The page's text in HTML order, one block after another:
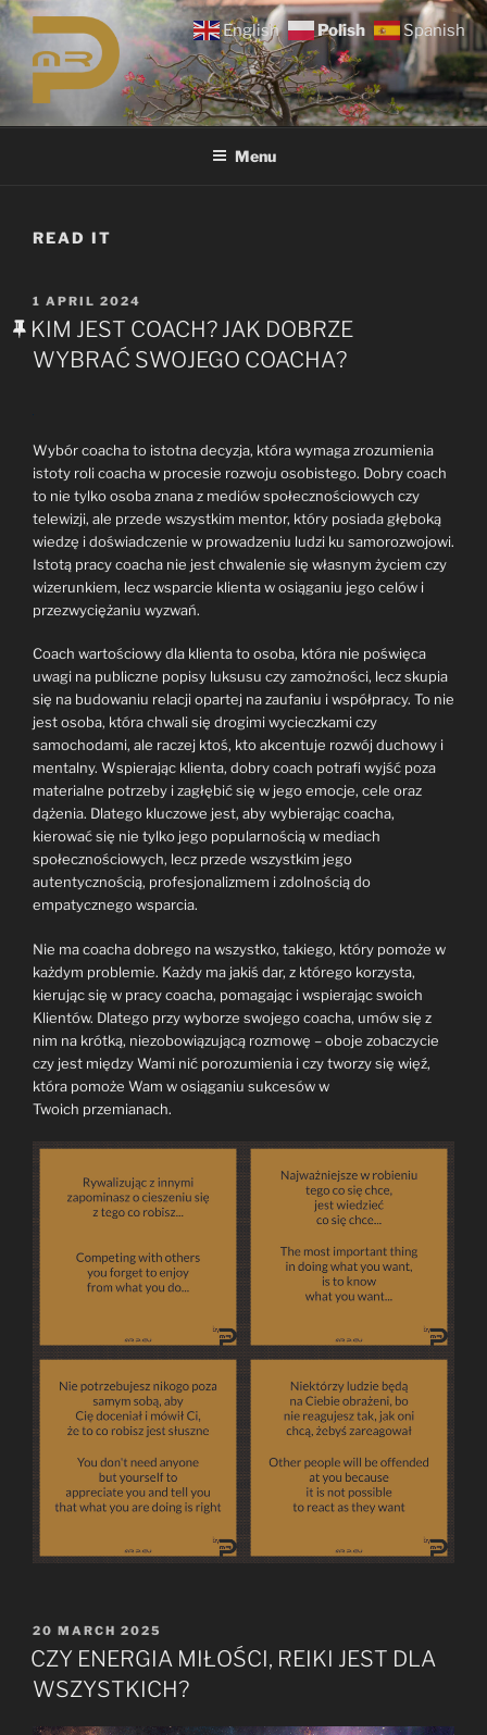
Skip
to
content
Menu
READ IT
POSTED
ON
1 APRIL 2024
KIM JEST COACH? JAK DOBRZE
WYBRAĆ SWOJEGO COACHA?
Wybór coacha to istotna decyzja, która wymaga zrozumienia
istoty roli coacha w procesie rozwoju osobistego. Dobry coach
to nie tylko osoba znana z mediów społecznościowych czy
telewizji, ale przede wszystkim mentor, który posiada głęboką
wiedzę i doświadczenie w prowadzeniu ludzi ku samorozwojowi.
Istotą pracy coacha nie jest chwalenie się własnym życiem czy
wizerunkiem, lecz wsparcie klienta w osiąganiu jego celów i
przezwyciężaniu wyzwań.
Coach wartościowy dla klienta to osoba, która nie poświęca
uwagi na publiczne popisy luksusu czy zamożności, lecz skupia
się na budowaniu relacji opartej na zaufaniu i współpracy. To nie
jest osoba, która chwali się drogimi wycieczkami czy
samochodami, ale raczej ktoś, kto akcentuje rozwój duchowy i
mentalny. Wspierając klienta, dobry coach potrafi wyjść poza
materialne potrzeby i zagłębić się w jego emocje, cele oraz
dążenia. Dlatego kluczowe jest, aby wybierając coacha,
kierować się nie tylko jego popularnością w mediach
społecznościowych, lecz przede wszystkim jego
autentycznością, profesjonalizmem i zdolnością do
empatycznego wsparcia.
Nie ma coacha dobrego na wszystko, takiego, który pomoże w
każdym problemie. Każdy ma jakiś dar, z którego korzysta,
kierując się w pracy coacha, pomagając i wspierając swoich
Klientów. Dlatego przy wyborze swojego coacha, umów się z
nim na krótką, niezobowiązującą rozmowę – oboje zobaczycie
czy jest między Wami nić porozumienia i czy tworzy się więź,
która pomoże Wam w osiąganiu sukcesów w
Twoich przemianach.
POSTED
ON
20 MARCH 2025
CZY ENERGIA MIŁOŚCI, REIKI JEST DLA
WSZYSTKICH?
English Polish Spanish